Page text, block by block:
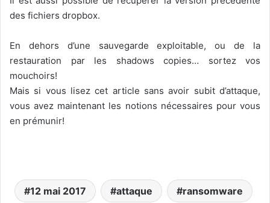
des fichiers dropbox.
En dehors d’une sauvegarde exploitable, ou de la
restauration par les shadows copies… sortez vos
mouchoirs!
Mais si vous lisez cet article sans avoir subit d’attaque,
vous avez maintenant les notions nécessaires pour vous
en prémunir!
12 mai 2017 attaque ransomware